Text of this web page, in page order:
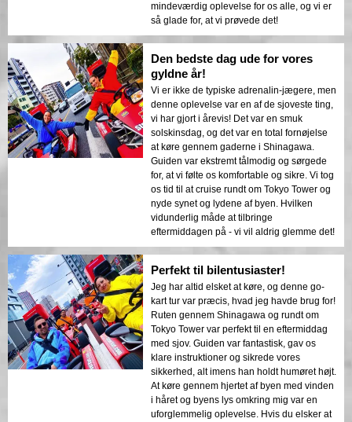
mindeværdig oplevelse for os alle, og vi er
så glade for, at vi prøvede det!
Den bedste dag ude for vores
gyldne år!
Vi er ikke de typiske adrenalin-jægere, men
denne oplevelse var en af de sjoveste ting,
vi har gjort i årevis! Det var en smuk
solskinsdag, og det var en total fornøjelse
at køre gennem gaderne i Shinagawa.
Guiden var ekstremt tålmodig og sørgede
for, at vi følte os komfortable og sikre. Vi tog
os tid til at cruise rundt om Tokyo Tower og
nyde synet og lydene af byen. Hvilken
vidunderlig måde at tilbringe
eftermiddagen på - vi vil aldrig glemme det!
Perfekt til bilentusiaster!
Jeg har altid elsket at køre, og denne go-
kart tur var præcis, hvad jeg havde brug for!
Ruten gennem Shinagawa og rundt om
Tokyo Tower var perfekt til en eftermiddag
med sjov. Guiden var fantastisk, gav os
klare instruktioner og sikrede vores
sikkerhed, alt imens han holdt humøret højt.
At køre gennem hjertet af byen med vinden
i håret og byens lys omkring mig var en
uforglemmelig oplevelse. Hvis du elsker at